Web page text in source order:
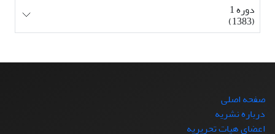
دوره 1
(1383)
صفحه اصلی
درباره نشریه
اعضای هیات تحریریه